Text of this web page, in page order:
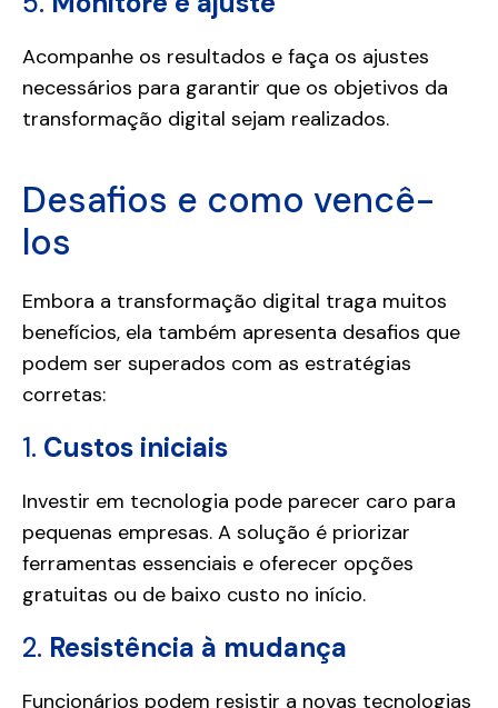
Acompanhe os resultados e faça os ajustes
necessários para garantir que os objetivos da
transformação digital sejam realizados.
Desafios e como vencê-
los
Embora a transformação digital traga muitos
benefícios, ela também apresenta desafios que
podem ser superados com as estratégias
corretas:
1. Custos iniciais
Investir em tecnologia pode parecer caro para
pequenas empresas. A solução é priorizar
ferramentas essenciais e oferecer opções
gratuitas ou de baixo custo no início.
2. Resistência à mudança
Funcionários podem resistir a novas tecnologias